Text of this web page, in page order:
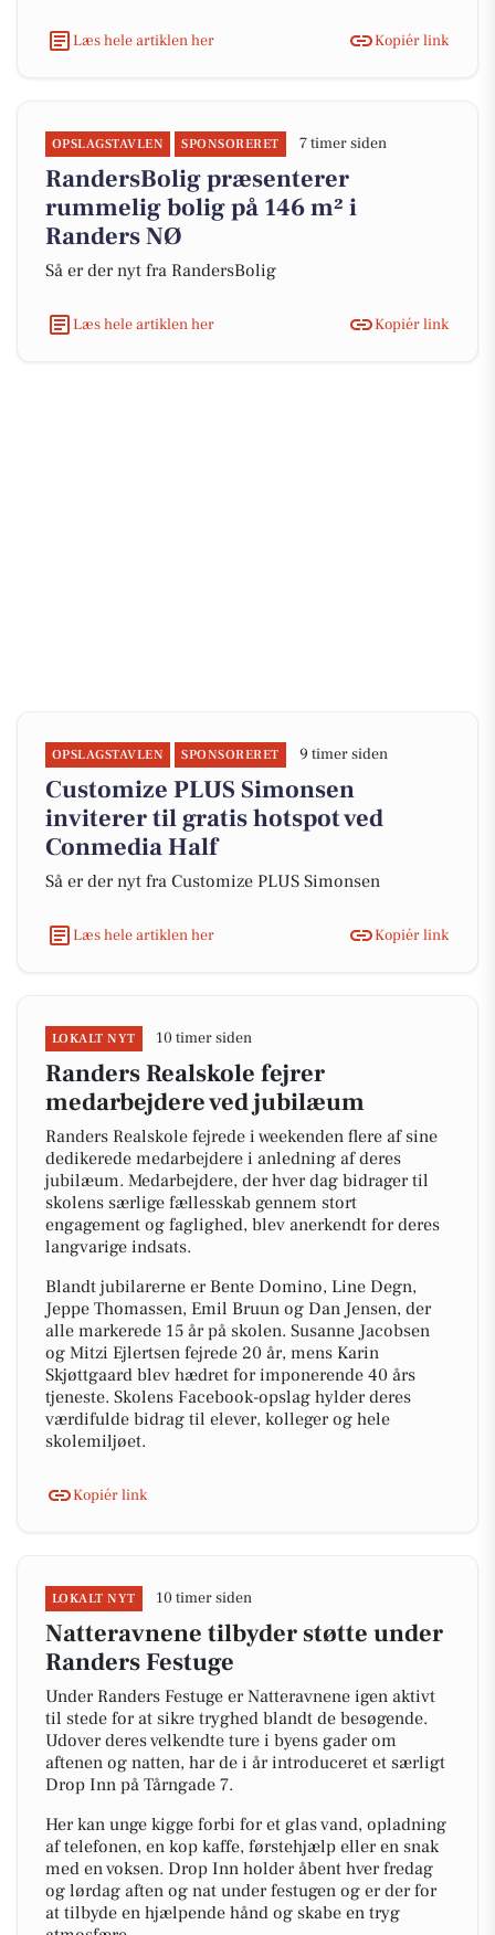
Læs hele artiklen her Kopiér link
OPSLAGSTAVLEN SPONSORERET 7 timer siden
RandersBolig præsenterer
rummelig bolig på 146 m² i
Randers NØ
Så er der nyt fra RandersBolig
Læs hele artiklen her Kopiér link
OPSLAGSTAVLEN SPONSORERET 9 timer siden
Customize PLUS Simonsen
inviterer til gratis hotspot ved
Conmedia Half
Så er der nyt fra Customize PLUS Simonsen
Læs hele artiklen her Kopiér link
LOKALT NYT 10 timer siden
Randers Realskole fejrer
medarbejdere ved jubilæum
Randers Realskole fejrede i weekenden flere af sine
dedikerede medarbejdere i anledning af deres
jubilæum. Medarbejdere, der hver dag bidrager til
skolens særlige fællesskab gennem stort
engagement og faglighed, blev anerkendt for deres
langvarige indsats.
Blandt jubilarerne er Bente Domino, Line Degn,
Jeppe Thomassen, Emil Bruun og Dan Jensen, der
alle markerede 15 år på skolen. Susanne Jacobsen
og Mitzi Ejlertsen fejrede 20 år, mens Karin
Skjøttgaard blev hædret for imponerende 40 års
tjeneste. Skolens Facebook-opslag hylder deres
værdifulde bidrag til elever, kolleger og hele
skolemiljøet.
Kopiér link
LOKALT NYT 10 timer siden
Natteravnene tilbyder støtte under
Randers Festuge
Under Randers Festuge er Natteravnene igen aktivt
til stede for at sikre tryghed blandt de besøgende.
Udover deres velkendte ture i byens gader om
aftenen og natten, har de i år introduceret et særligt
Drop Inn på Tårngade 7.
Her kan unge kigge forbi for et glas vand, opladning
af telefonen, en kop kaffe, førstehjælp eller en snak
med en voksen. Drop Inn holder åbent hver fredag
og lørdag aften og nat under festugen og er der for
at tilbyde en hjælpende hånd og skabe en tryg